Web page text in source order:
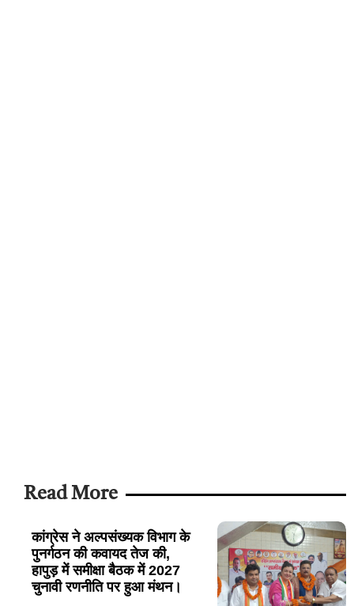
Read More
कांग्रेस ने अल्पसंख्यक विभाग के
पुनर्गठन की कवायद तेज की,
हापुड़ में समीक्षा बैठक में 2027
चुनावी रणनीति पर हुआ मंथन।